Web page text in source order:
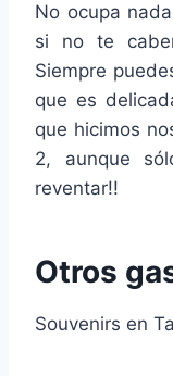
No ocupa
si no te
Siempre
que es
que hicimos
2, aunque
reventar!!
Otros
Souvenirs en